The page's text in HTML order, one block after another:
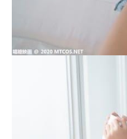
[微密圈]脸红Dearie –
[YouMi尤蜜荟
清颜真德秀 –NO.01